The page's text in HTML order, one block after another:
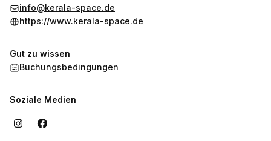
info@kerala-space.de
https://www.kerala-space.de
Gut zu wissen
Buchungsbedingungen
Soziale Medien